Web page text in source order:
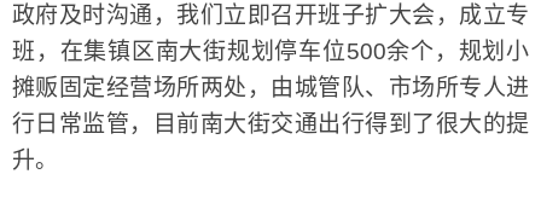
政府及时沟通，我们立即召开班子扩大会，成立专
班，在集镇区南大街规划停车位500余个，规划小
摊贩固定经营场所两处，由城管队、市场所专人进
行日常监管，目前南大街交通出行得到了很大的提
升。